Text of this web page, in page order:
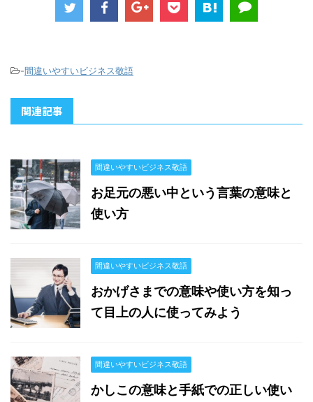
-間違いやすいビジネス敬語
関連記事
間違いやすいビジネス敬語
お足元の悪い中という言葉の意味と
使い方
間違いやすいビジネス敬語
おかげさまでの意味や使い方を知っ
て目上の人に使ってみよう
間違いやすいビジネス敬語
かしこの意味と手紙での正しい使い